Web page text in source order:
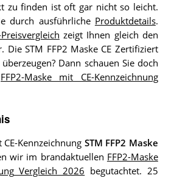
zu finden ist oft gar nicht so leicht.
durch ausführliche Produktdetails.
zeigt Ihnen gleich den
Die STM FFP2 Maske CE Zertifiziert
Dann schauen Sie doch
FFP2-Maske mit CE-Kennzeichnung
Kennzeichnung STM FFP2 Maske
wir im brandaktuellen FFP2-Maske
Vergleich 2026 begutachtet. 25